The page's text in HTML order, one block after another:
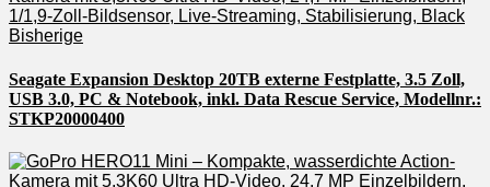
Bisherige
Seagate Expansion Desktop 20TB externe Festplatte, 3.5 Zoll,
USB 3.0, PC & Notebook, inkl. Data Rescue Service, Modellnr.:
STKP20000400